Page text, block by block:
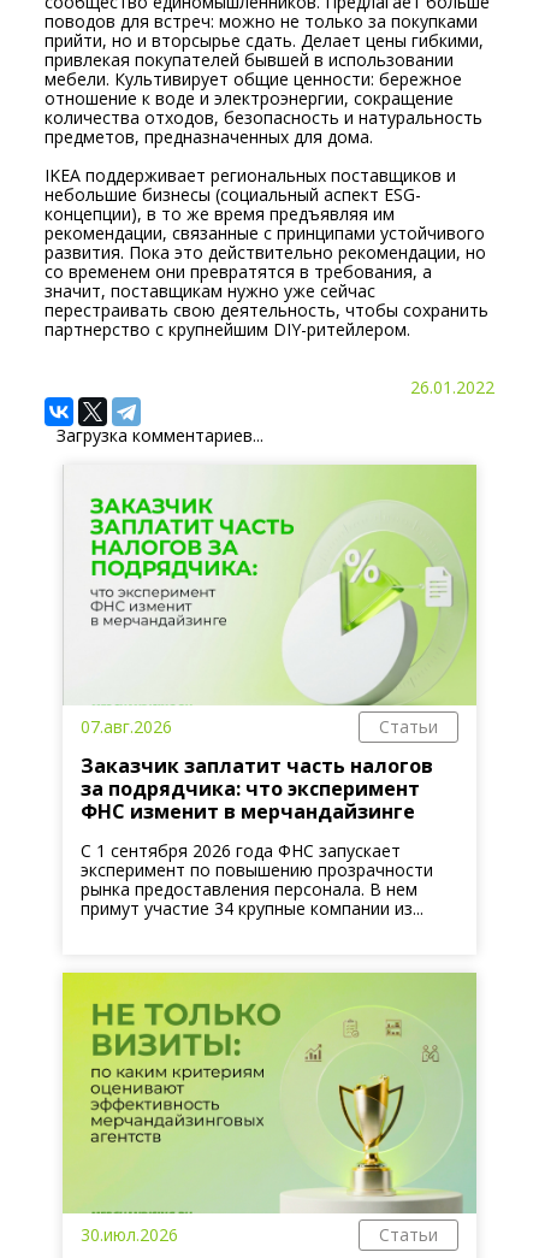
поводов для встреч: можно не только за покупками
прийти, но и вторсырье сдать. Делает цены гибкими,
привлекая покупателей бывшей в использовании
мебели. Культивирует общие ценности: бережное
отношение к воде и электроэнергии, сокращение
количества отходов, безопасность и натуральность
предметов, предназначенных для дома.
IKEA поддерживает региональных поставщиков и
небольшие бизнесы (социальный аспект ESG-
концепции), в то же время предъявляя им
рекомендации, связанные с принципами устойчивого
развития. Пока это действительно рекомендации, но
со временем они превратятся в требования, а
значит, поставщикам нужно уже сейчас
перестраивать свою деятельность, чтобы сохранить
партнерство с крупнейшим DIY-ритейлером.
26.01.2022
Загрузка комментариев...
07.авг.2026 Статьи
Заказчик заплатит часть налогов
за подрядчика: что эксперимент
ФНС изменит в мерчандайзинге
С 1 сентября 2026 года ФНС запускает
эксперимент по повышению прозрачности
рынка предоставления персонала. В нем
примут участие 34 крупные компании из...
30.июл.2026 Статьи